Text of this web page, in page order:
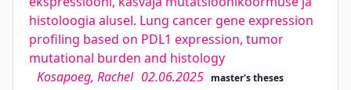
histoloogia alusel. Lung cancer gene expression
profiling based on PDL1 expression, tumor
mutational burden and histology
Kosapoeg, Rachel 02.06.2025 master's theses